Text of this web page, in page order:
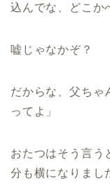
込んでな、どこか
嘘じゃなかぞ？
だからな、父ちゃ
ってよ」
おたつはそう言う
分も横になりまし